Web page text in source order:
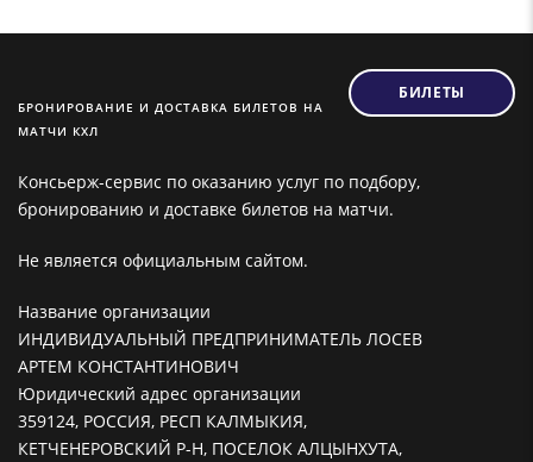
БРОНИРОВАНИЕ И ДОСТАВКА БИЛЕТОВ НА
МАТЧИ КХЛ
БИЛЕТЫ
Консьерж-сервис по оказанию услуг по подбору,
бронированию и доставке билетов на матчи.
Не является официальным сайтом.
Название организации
ИНДИВИДУАЛЬНЫЙ ПРЕДПРИНИМАТЕЛЬ ЛОСЕВ
АРТЕМ КОНСТАНТИНОВИЧ
Юридический адрес организации
359124, РОССИЯ, РЕСП КАЛМЫКИЯ,
КЕТЧЕНЕРОВСКИЙ Р-Н, ПОСЕЛОК АЛЦЫНХУТА,